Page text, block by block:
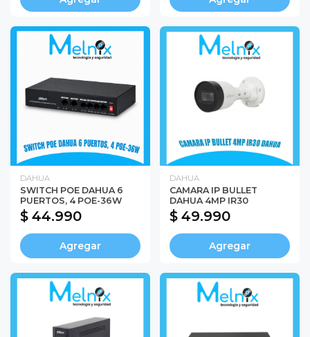
DAHUA
SWITCH POE DAHUA 6
PUERTOS, 4 POE-36W
$ 44.990
Agregar
DAHUA
CAMARA IP BULLET
DAHUA 4MP IR30
$ 49.990
Agregar